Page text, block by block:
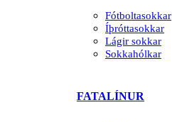
Fótboltasokkar
Íþróttasokkar
Lágir sokkar
Sokkahólkar
FATALÍNUR